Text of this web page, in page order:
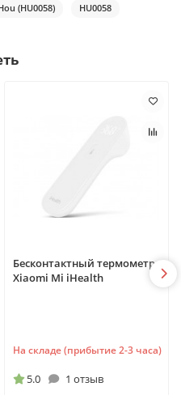
(HU0058) HU0058
Бесконтактный термометр
Xiaomi Mi iHealth
На складе (прибытие 2-3 часа)
5.0 1 отзыв